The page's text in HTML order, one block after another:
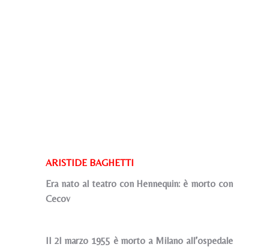
ARISTIDE BAGHETTI
Era nato al teatro con Hennequin: è morto con
Cecov
Il 2l marzo 1955 è morto a Milano all’ospedale